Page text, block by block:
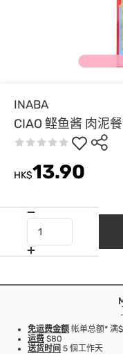
INABA
CIAO 鲣鱼酱 肉泥
HK$13.90
免运费金额 帐单总额* 满
运费 $80
送货时间 5 個工作天